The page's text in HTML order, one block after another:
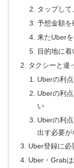
タップし
予想金額
来たUber
目的地に
タクシーと違
Uberの利
Uberの利
い
Uberの利
出す必要が
Uber登録に必
Uber・Grab